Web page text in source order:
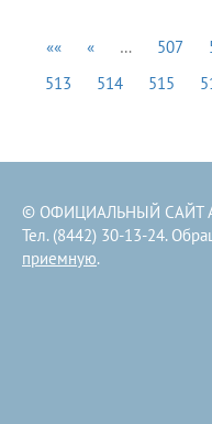
«« « … 507
513
514 515
© ОФИЦИАЛЬНЫЙ САЙТ
Тел. (8442) 30-13-24.
приемную.